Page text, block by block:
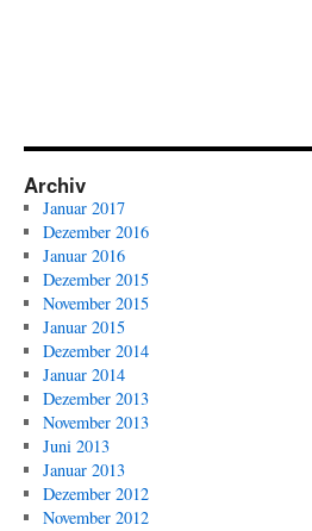
Archiv
Januar 2017
Dezember 2016
Januar 2016
Dezember 2015
November 2015
Januar 2015
Dezember 2014
Januar 2014
Dezember 2013
November 2013
Juni 2013
Januar 2013
Dezember 2012
November 2012